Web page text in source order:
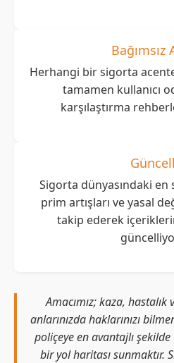
Bağımsız
Herhangi bir sigorta
tamamen kullanıcı
karşılaştırma
Sigorta dünyasındaki
prim artışları ve yasal
takip ederek
Amacımız; kaza,
anlarınızda haklarınızı
poliçeye en avantajlı
bir yol haritası sunmaktır.